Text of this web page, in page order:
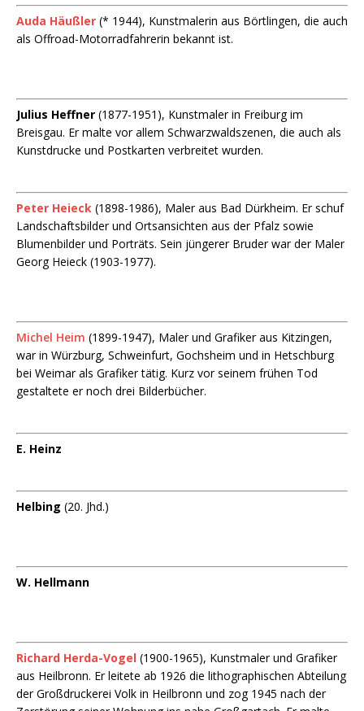
Auda Häußler (* 1944), Kunstmalerin aus Börtlingen, die auch
als Offroad-Motorradfahrerin bekannt ist.
Julius Heffner (1877-1951), Kunstmaler in Freiburg im
Breisgau. Er malte vor allem Schwarzwaldszenen, die auch als
Kunstdrucke und Postkarten verbreitet wurden.
Peter Heieck (1898-1986), Maler aus Bad Dürkheim. Er schuf
Landschaftsbilder und Ortsansichten aus der Pfalz sowie
Blumenbilder und Porträts. Sein jüngerer Bruder war der Maler
Georg Heieck (1903-1977).
Michel Heim (1899-1947), Maler und Grafiker aus Kitzingen,
war in Würzburg, Schweinfurt, Gochsheim und in Hetschburg
bei Weimar als Grafiker tätig. Kurz vor seinem frühen Tod
gestaltete er noch drei Bilderbücher.
E. Heinz
Helbing (20. Jhd.)
W. Hellmann
Richard Herda-Vogel (1900-1965), Kunstmaler und Grafiker
aus Heilbronn. Er leitete ab 1926 die lithographischen Abteilung
der Großdruckerei Volk in Heilbronn und zog 1945 nach der